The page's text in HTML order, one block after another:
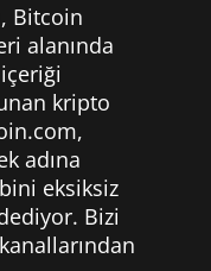
Bitcoin
alanında
kripto
adına
eksiksiz
Bizi